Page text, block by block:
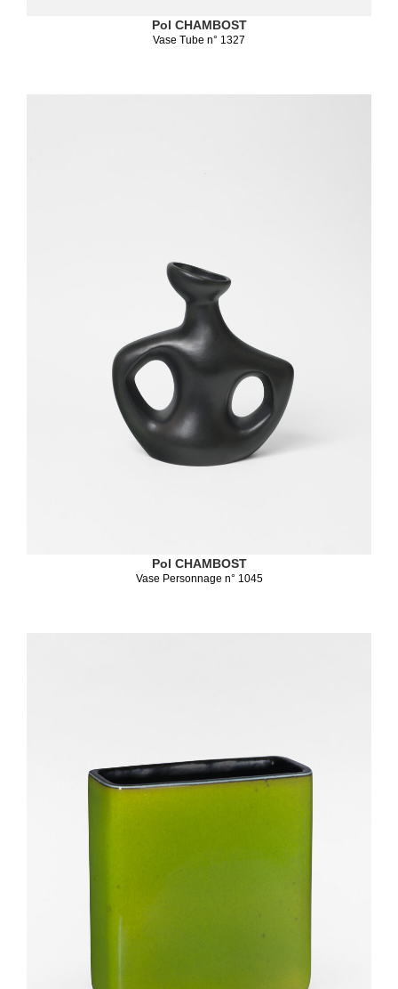
Pol CHAMBOST
Vase Tube n° 1327
Pol CHAMBOST
Vase Personnage n° 1045